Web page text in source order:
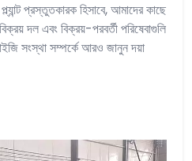
প্রস্তুতকারক হিসাবে, আমাদের কাছে
দল এবং বিক্রয়-পরবর্তী পরিষেবাগুলি
সংস্থা সম্পর্কে আরও জানুন দয়া